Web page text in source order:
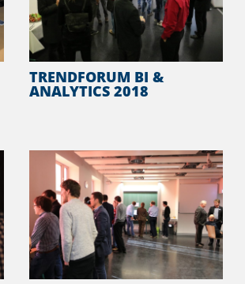
TRENDFORUM BI &
ANALYTICS 2018